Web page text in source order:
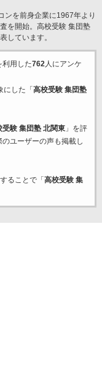
ンを前身企業に1967年より
を開始。高校受験 集団塾
しています。
利用した762人にアンケ
にした「 高校受験 集団塾
受験 集団塾 北関東」を評
ユーザーの声も掲載し
ることで「 高校受験 集